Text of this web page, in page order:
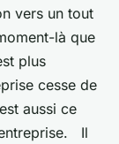
vers un tout
là que
plus
cesse de
aussi ce
Il